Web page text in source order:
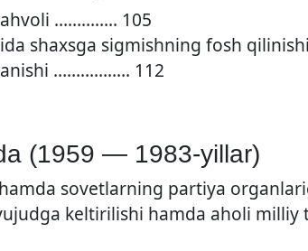
………….. 105
shaxsga sigmishning fosh
…………….. 112
(1959 — 1983-yillar)
sovetlarning partiya
keltirilishi hamda aholi